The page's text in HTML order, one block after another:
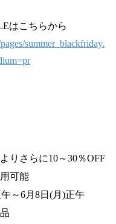
はこちらから
summer_blackfriday.
りさらに10～30％OFF
可能
～6月8日(月)正午